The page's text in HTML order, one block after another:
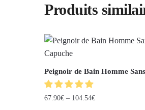
Produits
Peignoir de Bain Homme
67.90€ – 104.54€